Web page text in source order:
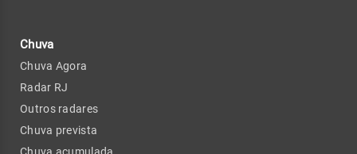
Chuva
Chuva Agora
Radar RJ
Outros radares
Chuva prevista
Chuva acumulada